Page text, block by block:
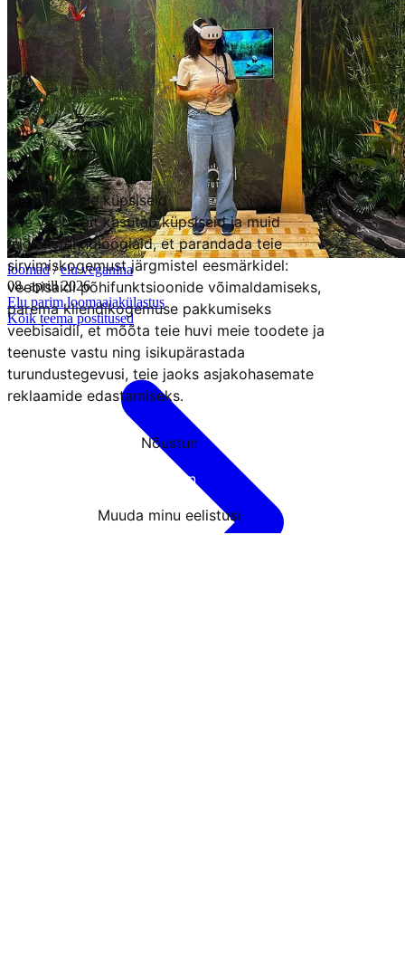
Me kasutame küpsiseid
See veebisait kasutab küpsiseid ja muid
jälgimistehnoloogiaid, et parandada teie
sirvimiskogemust järgmistel eesmärkidel:
veebisaidi põhifunktsioonide võimaldamiseks,
parema kliendikogemuse pakkumiseks
veebisaidil,et mõõta teie huvi meie toodete ja
teenuste vastu ning isikupärastada
turundustegevusi, teie jaoks asjakohasemate
reklaamide edastamiseks.
Nõustun
Keeldun
Muuda minu eelistusi
loomad / elu veganina
08. aprill 2026
Elu parim loomaaiakülastus
Kõik teema postitused